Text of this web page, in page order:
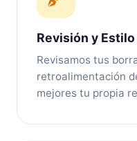
Revisión y
Revisamos tus
retroalimentación
mejores tu propia